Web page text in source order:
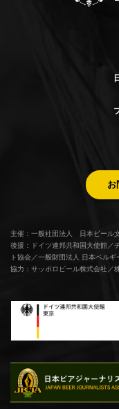
お
主催：一般社団法人 日本ビール
後援：ドイツ連邦共和国大使館／
ト協会／一般財団法人 日本ベル
協力：サッポロビール株式会社／